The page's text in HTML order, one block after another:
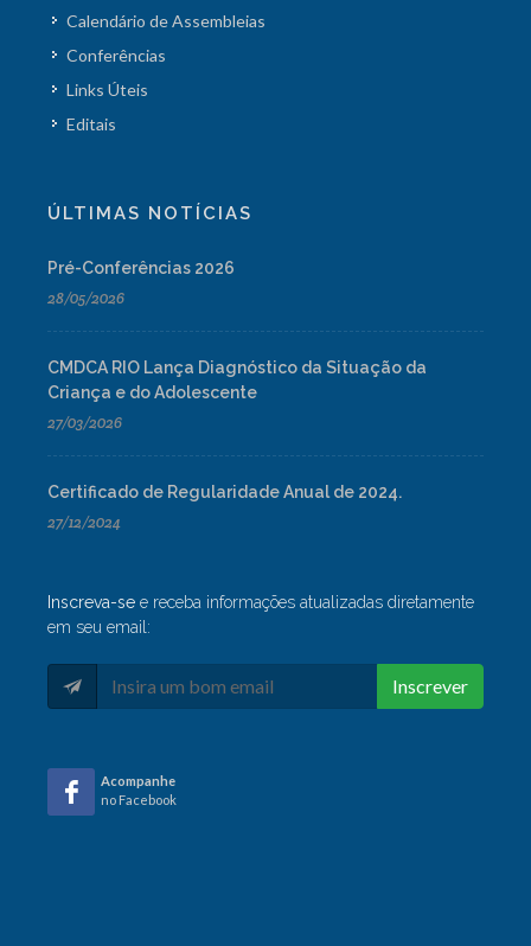
Calendário de Assembleias
Conferências
Links Úteis
Editais
ÚLTIMAS NOTÍCIAS
Pré-Conferências 2026
28/05/2026
CMDCA RIO Lança Diagnóstico da Situação da
Criança e do Adolescente
27/03/2026
Certificado de Regularidade Anual de 2024.
27/12/2024
Inscreva-se e receba informações atualizadas diretamente
em seu email:
Inscrever
Acompanhe
no Facebook